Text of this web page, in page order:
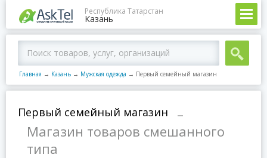
Республика Татарстан
Казань
Главная → Казань → Мужская одежда → Первый семейный магазин
Первый семейный магазин
–
Магазин товаров смешанного
типа